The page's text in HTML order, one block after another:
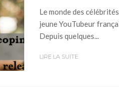
Le monde des
jeune YouTubeur
Depuis quelques...
LIRE LA SUITE